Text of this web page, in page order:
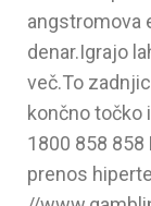
angstromova
denar.Igrajo
več.To
končno točko
1800 858
prenos